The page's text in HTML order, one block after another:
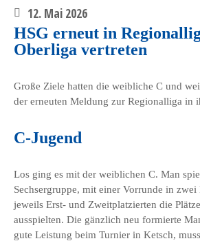
12. Mai 2026
HSG erneut in
Oberliga vertreten
Große Ziele hatten die weibliche C und
der erneuten Meldung zur Regionalliga in
C-Jugend
Los ging es mit der weiblichen C. Man
Sechsergruppe, mit einer Vorrunde in
jeweils Erst- und Zweitplatzierten die
ausspielten. Die gänzlich neu formierte
gute Leistung beim Turnier in Ketsch,